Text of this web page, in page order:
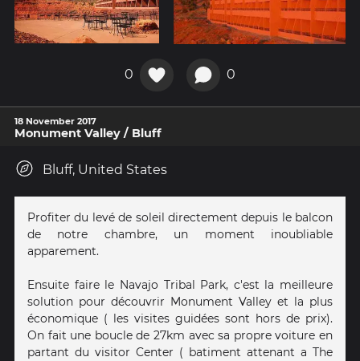
0 0
18 November 2017
Monument Valley / Bluff
Bluff, United States
Profiter du levé de soleil directement depuis le balcon
de notre chambre, un moment inoubliable
apparement.
Ensuite faire le Navajo Tribal Park, c'est la meilleure
solution pour découvrir Monument Valley et la plus
économique ( les visites guidées sont hors de prix).
On fait une boucle de 27km avec sa propre voiture en
partant du visitor Center ( batiment attenant a The